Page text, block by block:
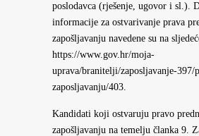
poslodavca (rješenje, ugovor i sl.).
informacije za ostvarivanje prava
zapošljavanju navedene su na
https://www.gov.hr/moja-
uprava/branitelji/zaposljavanje-397/
zaposljavanju/403.
Kandidati koji ostvaruju pravo
zapošljavanju na temelju članka 9.